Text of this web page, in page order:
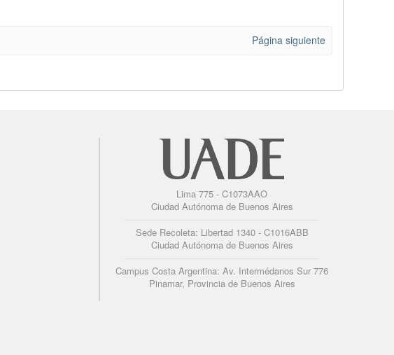
Página siguiente
Lima 775 - C1073AAO
Ciudad Autónoma de Buenos Aires
Sede Recoleta: Libertad 1340 - C1016ABB
Ciudad Autónoma de Buenos Aires
Campus Costa Argentina: Av. Intermédanos Sur 776
Pinamar, Provincia de Buenos Aires